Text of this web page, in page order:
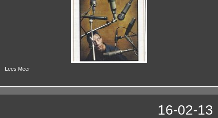
Lees Meer
16-02-13